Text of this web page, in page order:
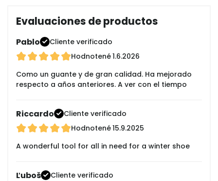
Evaluaciones de productos
Pablo
Cliente verificado
Hodnotené1.6.2026
Como un guante y de gran calidad. Ha mejorado
respecto a años anteriores. A ver con el tiempo
Riccardo
Cliente verificado
Hodnotené15.9.2025
A wonderful tool for all in need for a winter shoe
Ľuboš
Cliente verificado